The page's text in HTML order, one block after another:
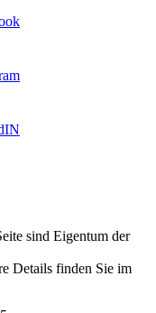
sind Eigentum der
Details finden Sie im